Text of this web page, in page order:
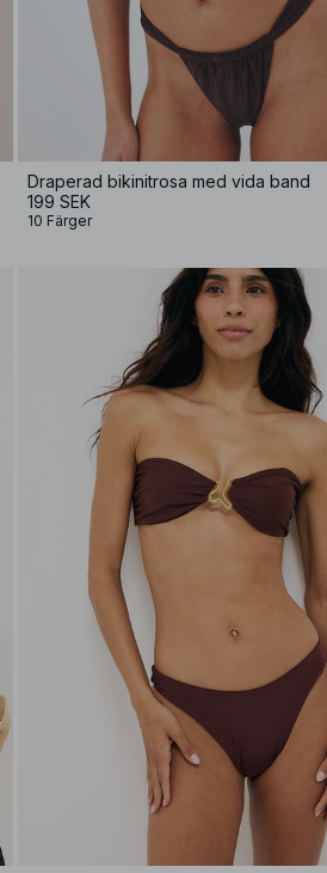
Draperad bikinitrosa med vida band
199 SEK
10 Färger